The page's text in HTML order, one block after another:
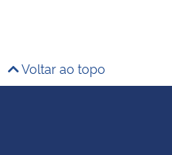
Voltar ao topo